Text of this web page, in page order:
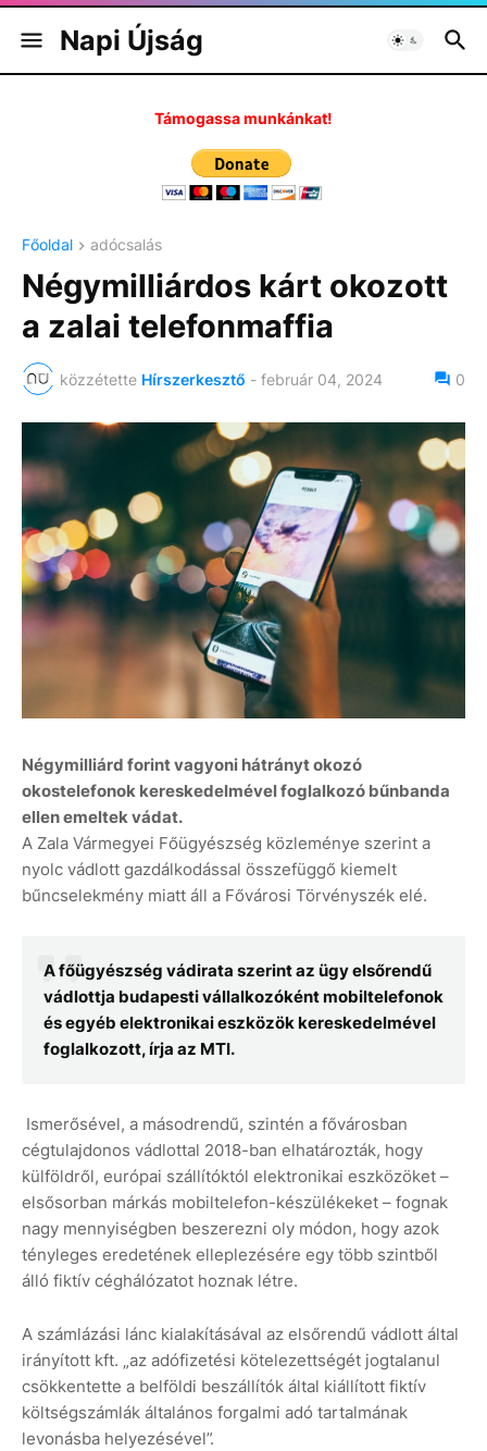
Napi Újság
Támogassa munkánkat!
Főoldal adócsalás
Négymilliárdos kárt okozott
a zalai telefonmaffia
közzétette Hírszerkesztő - február 04, 2024 0
Négymilliárd forint vagyoni hátrányt okozó
okostelefonok kereskedelmével foglalkozó bűnbanda
ellen emeltek vádat.
A Zala Vármegyei Főügyészség közleménye szerint a
nyolc vádlott gazdálkodással összefüggő kiemelt
bűncselekmény miatt áll a Fővárosi Törvényszék elé.
A főügyészség vádirata szerint az ügy elsőrendű
vádlottja budapesti vállalkozóként mobiltelefonok
és egyéb elektronikai eszközök kereskedelmével
foglalkozott, írja az MTI.
Ismerősével, a másodrendű, szintén a fővárosban
cégtulajdonos vádlottal 2018-ban elhatározták, hogy
külföldről, európai szállítóktól elektronikai eszközöket –
elsősorban márkás mobiltelefon-készülékeket – fognak
nagy mennyiségben beszerezni oly módon, hogy azok
tényleges eredetének elleplezésére egy több szintből
álló fiktív céghálózatot hoznak létre.
A számlázási lánc kialakításával az elsőrendű vádlott által
irányított kft. „az adófizetési kötelezettségét jogtalanul
csökkentette a belföldi beszállítók által kiállított fiktív
költségszámlák általános forgalmi adó tartalmának
levonásba helyezésével”.